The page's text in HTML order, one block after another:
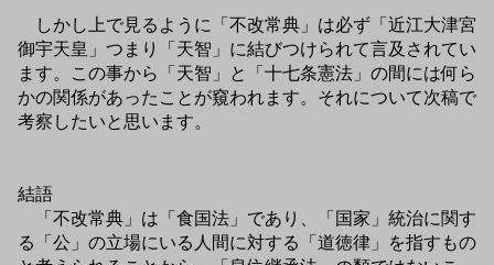
しかし上で見るように「不改常典」は必ず「近江大津宮
御宇天皇」つまり「天智」に結びつけられて言及されてい
ます。この事から「天智」と「十七条憲法」の間には何ら
かの関係があったことが窺われます。それについて次稿で
考察したいと思います。
結語
「不改常典」は「食国法」であり、「国家」統治に関す
る「公」の立場にいる人間に対する「道徳律」を指すもの